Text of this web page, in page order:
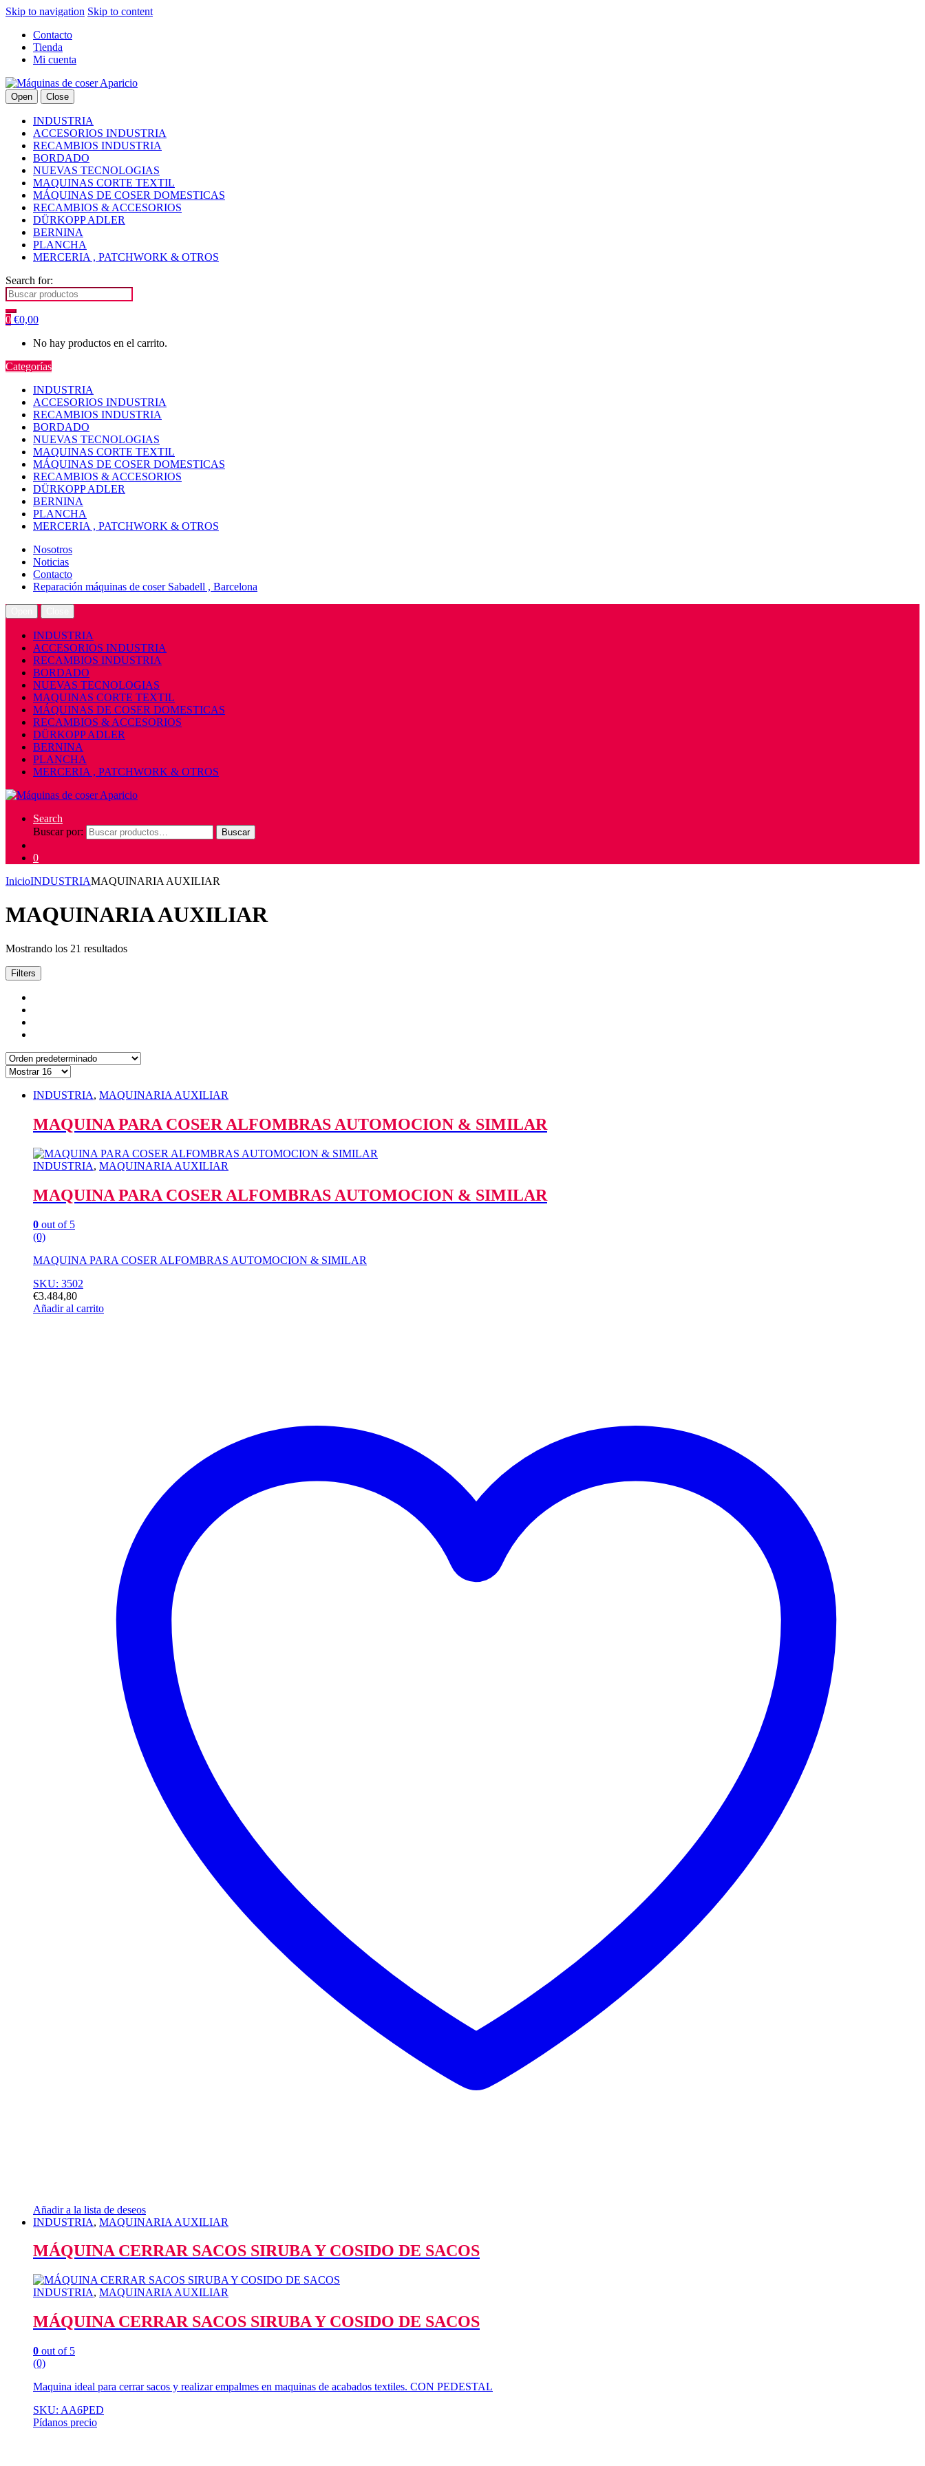
Skip to navigation Skip to content
Contacto
Tienda
Mi cuenta
Open Close
INDUSTRIA
ACCESORIOS INDUSTRIA
RECAMBIOS INDUSTRIA
BORDADO
NUEVAS TECNOLOGIAS
MAQUINAS CORTE TEXTIL
MÁQUINAS DE COSER DOMESTICAS
RECAMBIOS & ACCESORIOS
DÜRKOPP ADLER
BERNINA
PLANCHA
MERCERIA , PATCHWORK & OTROS
Search for:
0 €0,00
No hay productos en el carrito.
Categorías
INDUSTRIA
ACCESORIOS INDUSTRIA
RECAMBIOS INDUSTRIA
BORDADO
NUEVAS TECNOLOGIAS
MAQUINAS CORTE TEXTIL
MÁQUINAS DE COSER DOMESTICAS
RECAMBIOS & ACCESORIOS
DÜRKOPP ADLER
BERNINA
PLANCHA
MERCERIA , PATCHWORK & OTROS
Nosotros
Noticias
Contacto
Reparación máquinas de coser Sabadell , Barcelona
INDUSTRIA
ACCESORIOS INDUSTRIA
RECAMBIOS INDUSTRIA
BORDADO
NUEVAS TECNOLOGIAS
MAQUINAS CORTE TEXTIL
MÁQUINAS DE COSER DOMESTICAS
RECAMBIOS & ACCESORIOS
DÜRKOPP ADLER
BERNINA
PLANCHA
MERCERIA , PATCHWORK & OTROS
Search
Buscar por:
Buscar
0
InicioINDUSTRIAMAQUINARIA AUXILIAR
MAQUINARIA AUXILIAR
Mostrando los 21 resultados
Filters
INDUSTRIA, MAQUINARIA AUXILIAR
MAQUINA PARA COSER ALFOMBRAS AUTOMOCION & SIMILAR
INDUSTRIA, MAQUINARIA AUXILIAR
MAQUINA PARA COSER ALFOMBRAS AUTOMOCION & SIMILAR
0 out of 5
(0)
MAQUINA PARA COSER ALFOMBRAS AUTOMOCION & SIMILAR
SKU: 3502
€3.484,80
Añadir al carrito
Añadir a la lista de deseos
INDUSTRIA, MAQUINARIA AUXILIAR
MÁQUINA CERRAR SACOS SIRUBA Y COSIDO DE SACOS
INDUSTRIA, MAQUINARIA AUXILIAR
MÁQUINA CERRAR SACOS SIRUBA Y COSIDO DE SACOS
0 out of 5
(0)
Maquina ideal para cerrar sacos y realizar empalmes en maquinas de acabados textiles. CON PEDESTAL
SKU: AA6PED
Pídanos precio